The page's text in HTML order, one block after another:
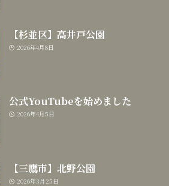
【杉並区】高井戸公園
2026年4月8日
公式YouTubeを始めました
2026年4月5日
【三鷹市】北野公園
2026年3月25日